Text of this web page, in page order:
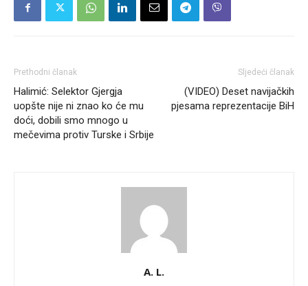
Prethodni članak
Halimić: Selektor Gjergja
uopšte nije ni znao ko će mu
doći, dobili smo mnogo u
mečevima protiv Turske i Srbije
Sljedeći članak
(VIDEO) Deset navijačkih
pjesama reprezentacije BiH
A. L.